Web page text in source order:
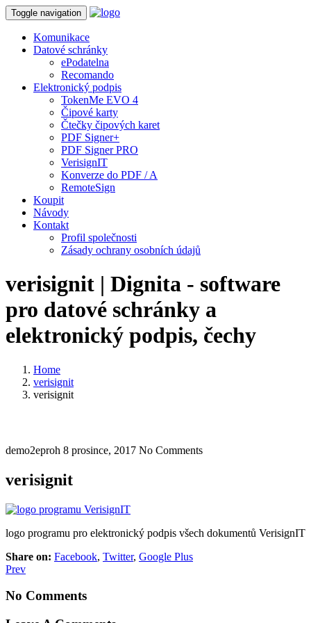
Toggle navigation
Komunikace
Datové schránky
ePodatelna
Recomando
Elektronický podpis
TokenMe EVO 4
Čipové karty
Čtečky čipových karet
PDF Signer+
PDF Signer PRO
VerisignIT
Konverze do PDF / A
RemoteSign
Koupit
Návody
Kontakt
Profil společnosti
Zásady ochrany osobních údajů
verisignit | Dignita - software
pro datové schránky a
elektronický podpis, čechy
Home
verisignit
verisignit
demo2eproh 8 prosince, 2017 No Comments
verisignit
logo programu pro elektronický podpis všech dokumentů VerisignIT
Share on: Facebook, Twitter, Google Plus
Prev
No Comments